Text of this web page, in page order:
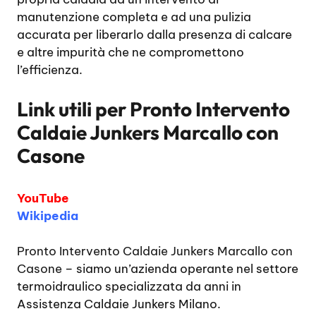
manutenzione completa e ad una pulizia
accurata per liberarlo dalla presenza di calcare
e altre impurità che ne compromettono
l’efficienza.
Link utili perPronto Intervento
Caldaie Junkers Marcallo con
Casone
YouTube
Wikipedia
Pronto Intervento Caldaie Junkers Marcallo con
Casone – siamo un’azienda operante nel settore
termoidraulico specializzata da anni in
Assistenza Caldaie Junkers Milano.